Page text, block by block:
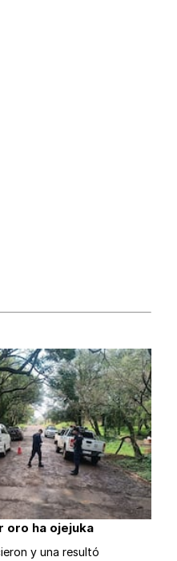
oro ha ojejuka
y una resultó